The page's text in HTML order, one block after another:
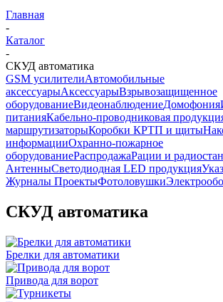
Главная
-
Каталог
-
СКУД автоматика
GSM усилителиАвтомобильные
аксессуарыАксессуарыВзрывозащищенное
оборудованиеВидеонаблюдениеДомофония
питанияКабельно-проводниковая
маршрутизаторыКоробки КРТП и щиты
информацииОхранно-пожарное
оборудованиеРаспродажаРации и
АнтенныСветодиодная LED продукция
Журналы ПроектыФотоловушки
СКУД автоматика
Брелки для автоматики
Привода для ворот